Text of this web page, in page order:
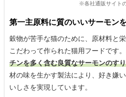
※各社通販サイト
第一主原料に質のいいサーモン
穀物が苦手な猫のために、原材料と
こだわって作られた猫用フードです。
チンを多く含む良質なサーモンのす
材の味を生かす製法により、好き嫌
いしさを実現しています。